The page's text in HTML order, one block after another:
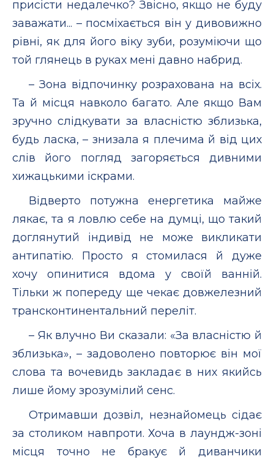
присісти недалечко? Звісно, якщо не буду
заважати... – посміхається він у дивовижно
рівні, як для його віку зуби, розуміючи що
той глянець в руках мені давно набрид.
– Зона відпочинку розрахована на всіх.
Та й місця навколо багато. Але якщо Вам
зручно слідкувати за власністю зблизька,
будь ласка, – знизала я плечима й від цих
слів його погляд загоряється дивними
хижацькими іскрами.
Відверто потужна енергетика майже
лякає, та я ловлю себе на думці, що такий
доглянутий індивід не може викликати
антипатію. Просто я стомилася й дуже
хочу опинитися вдома у своїй ванній.
Тільки ж попереду ще чекає довжелезний
трансконтинентальний переліт.
– Як влучно Ви сказали: «За власністю й
зблизька», – задоволено повторює він мої
слова та вочевидь закладає в них якийсь
лише йому зрозумілий сенс.
Отримавши дозвіл, незнайомець сідає
за столиком навпроти. Хоча в лаундж-зоні
місця точно не бракує й диванчики